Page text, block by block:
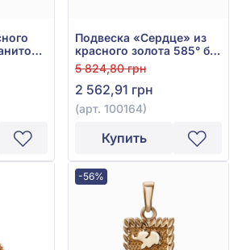
Подвеска «Сердце» из
красного золота 585° без
вставки, арт. 100164
5 824,80 грн
2 562,91 грн
(арт. 100164)
Купить
-56%